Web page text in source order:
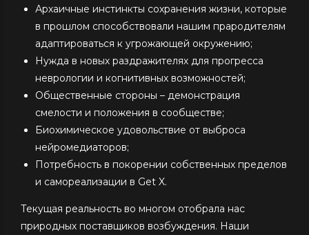
Архаичные инстинкты сохранения жизни, которые
в прошлом способствовали нашим прародителям
адаптироваться к угрожающей окружению;
Нужда в новых раздражителях для прогресса
неврологии и когнитивных возможностей;
Общественные стороны – демонстрация
смелости и положения в сообществе;
Биохимическое удовольствие от выброса
нейромедиаторов;
Потребность в покорении собственных пределов
и самореализации в Get X.
Текущая реальность во многом отобрала нас
природных поставщиков возбуждения. Наши